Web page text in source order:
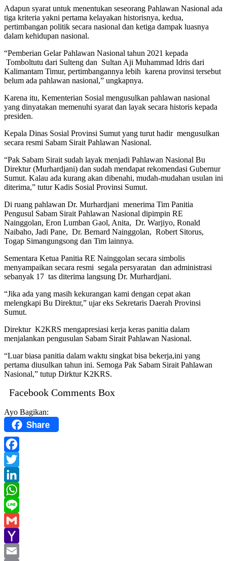
Adapun syarat untuk menentukan seseorang Pahlawan Nasional ada
tiga kriteria yakni pertama kelayakan historisnya, kedua,
pertimbangan politik secara nasional dan ketiga dampak luasnya
dalam kehidupan nasional.
“Pemberian Gelar Pahlawan Nasional tahun 2021 kepada
Tomboltutu dari Sulteng dan Sultan Aji Muhammad Idris dari
Kalimantam Timur, pertimbangannya lebih karena provinsi tersebut
belum ada pahlawan nasional,” ungkapnya.
Karena itu, Kementerian Sosial mengusulkan pahlawan nasional
yang dinyatakan memenuhi syarat dan layak secara historis kepada
presiden.
Kepala Dinas Sosial Provinsi Sumut yang turut hadir mengusulkan
secara resmi Sabam Sirait Pahlawan Nasional.
“Pak Sabam Sirait sudah layak menjadi Pahlawan Nasional Bu
Direktur (Murhardjani) dan sudah mendapat rekomendasi Gubernur
Sumut. Kalau ada kurang akan dibenahi, mudah-mudahan usulan ini
diterima,” tutur Kadis Sosial Provinsi Sumut.
Di ruang pahlawan Dr. Murhardjani menerima Tim Panitia
Pengusul Sabam Sirait Pahlawan Nasional dipimpin RE
Nainggolan, Eron Lumban Gaol, Anita, Dr. Warjiyo, Ronald
Naibaho, Jadi Pane, Dr. Bernard Nainggolan, Robert Sitorus,
Togap Simangungsong dan Tim lainnya.
Sementara Ketua Panitia RE Nainggolan secara simbolis
menyampaikan secara resmi segala persyaratan dan administrasi
sebanyak 17 tas diterima langsung Dr. Murhardjani.
“Jika ada yang masih kekurangan kami dengan cepat akan
melengkapi Bu Direktur,” ujar eks Sekretaris Daerah Provinsi
Sumut.
Direktur K2KRS mengapresiasi kerja keras panitia dalam
menjalankan pengusulan Sabam Sirait Pahlawan Nasional.
“Luar biasa panitia dalam waktu singkat bisa bekerja,ini yang
pertama diusulkan tahun ini. Semoga Pak Sabam Sirait Pahlawan
Nasional,” tutup Dirktur K2KRS.
Facebook Comments Box
Ayo Bagikan:
Share
Facebook
Twitter
LinkedIn
WhatsApp
Line
Gmail
Yahoo